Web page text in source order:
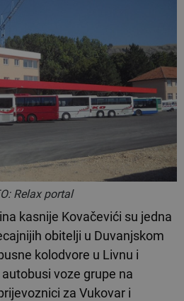
Relax portal
kasnije Kovačevići su jedna
obitelji u Duvanjskom
kolodvore u Livnu i
voze grupe na
za Vukovar i